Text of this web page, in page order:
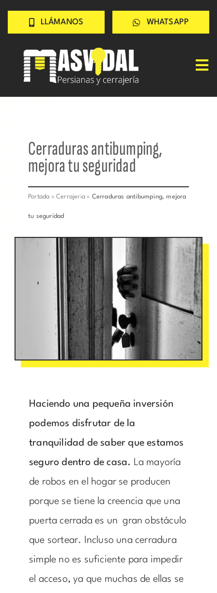
Saltar
contenido
LLÁMANOS WHATSAPP
Inicio
TRABAJOS
CONSEJOS
CONÓCENOS
Contacto rápido
Cerraduras antibumping,
mejora tu seguridad
Portada » Cerrajeria » Cerraduras antibumping, mejora
tu seguridad
Haciendo una pequeña inversión
podemos disfrutar de la
tranquilidad de saber que estamos
seguro dentro de casa. La mayoría
de robos en el hogar se producen
porque se tiene la creencia que una
puerta cerrada es un gran obstáculo
que sortear. Incluso una cerradura
simple no es suficiente para impedir
el acceso, ya que muchas de ellas se